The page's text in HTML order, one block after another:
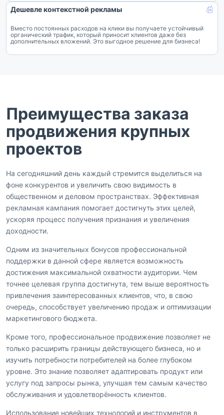
Дешевле контекстной рекламы
Вместо постоянных расходов на клики вы получаете устойчивый
органический трафик, который приносит клиентов даже без
дополнительных вложений. Это выгодное решение для бизнеса!
Преимущества заказа
продвижения крупных
проектов
На сегодняшний день каждый стремится выделиться на
фоне конкурентов и увеличить свою видимость в
общественном и деловом пространствах. Эффективная
рекламная кампания помогает достигнуть этих целей,
ускоряя процесс получения признания и увеличения
доходности.
Одним из значительных бонусов профессиональной
поддержки в данной сфере является возможность
достижения максимальной охватности аудитории. Чем
точнее целевая группа достигнута, тем выше вероятность
привлечения заинтересованных клиентов, что, в свою
очередь, способствует увеличению продаж и оптимизации
маркетингового бюджета.
Кроме того, профессиональное продвижение позволяет не
только расширить границы действующего бизнеса, но и
изучить потребности потребителей на более глубоком
уровне. Это знание позволяет адаптировать продукт или
услугу под запросы рынка, улучшая тем самым качество
обслуживания и удовлетворённость клиентов.
Использование новейших технологий и инструментов в